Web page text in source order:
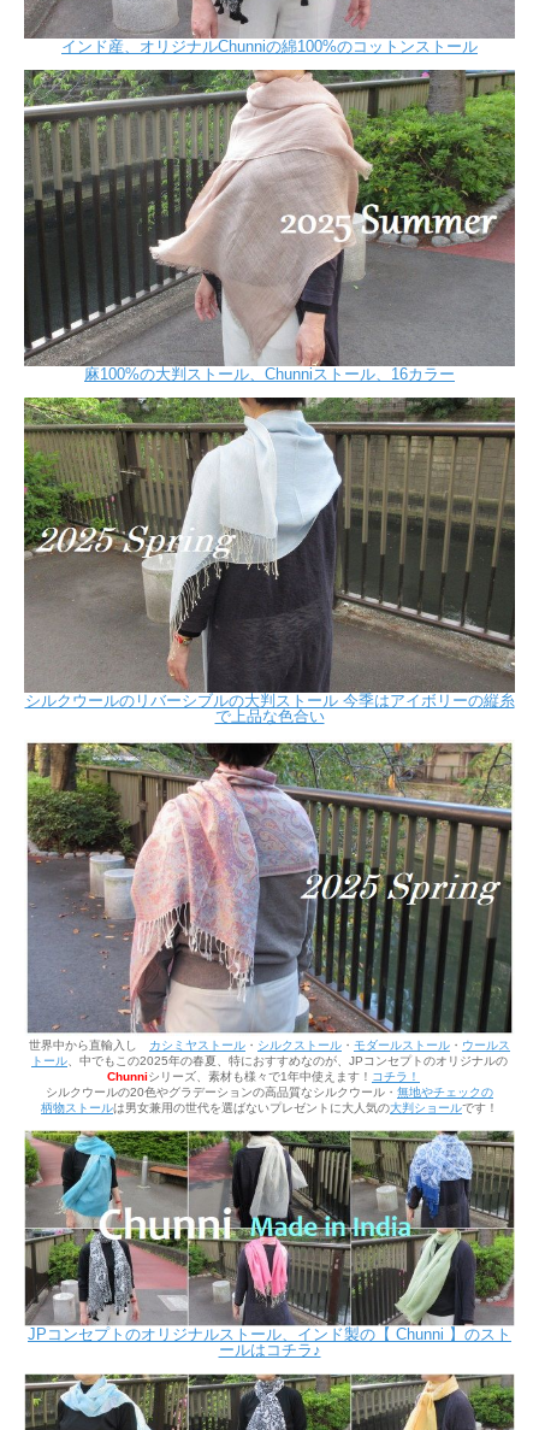
インド産、オリジナルChunniの綿100%のコットンストール
麻100%の大判ストール、Chunniストール、16カラー
シルクウールのリバーシブルの大判ストール 今季はアイボリーの縦糸
で上品な色合い
世界中から直輸入し カシミヤストール ・ シルクストール ・ モダールストール ・ ウールス
トール、中でもこの2025年の春夏、 特におすすめなのが、JPコンセプトのオリジナルの
Chunniシリーズ、素材も様々で1年中使えます！ コチラ！
シルクウールの20色やグラデーションの高品質なシルクウール ・ 無地やチェックの
柄物ストールは男女兼用の世代を選ばないプレゼントに大人気の大判ショールです！
JPコンセプトのオリジナルストール、インド製の【 Chunni 】のスト
ールはコチラ♪